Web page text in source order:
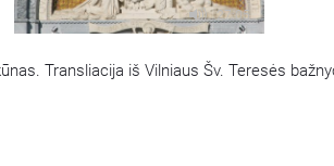
27:05
Transliacija iš Vilniaus Šv. Teresės